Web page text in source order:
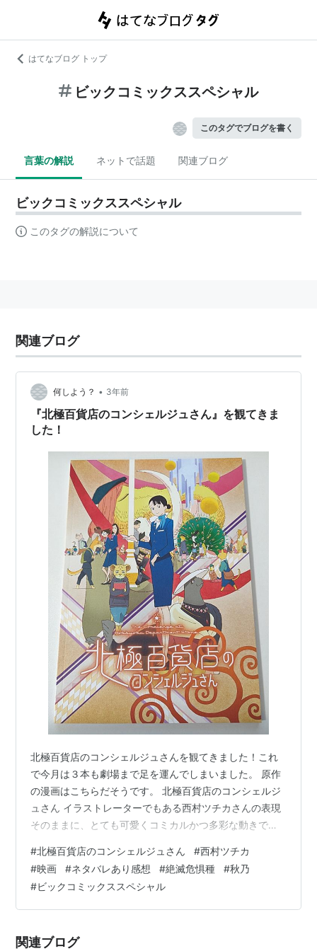
はてなブログ トップ
ビックコミックススペシャル
このタグでブログを書く
言葉の解説 ネットで話題 関連ブログ
ビックコミックススペシャル
このタグの解説について
関連ブログ
何しよう？ • 3年前
『北極百貨店のコンシェルジュさん』を観てきま
した！
北極百貨店のコンシェルジュさんを観てきました！これ
で今月は３本も劇場まで足を運んでしまいました。 原作
の漫画はこちらだそうです。 北極百貨店のコンシェルジ
ュさん イラストレーターでもある西村ツチカさんの表現
そのままに、とても可愛くコミカルかつ多彩な動きで想
前情報を殆ど入れずにせいぜい予告編の情報しかない状
態で観に行ったのであまり期待していなかったのですが
普通に面白くとても良かったです。 思った以上に良かっ
たので思わず原作の漫画もKindleで購入して読んでみま
いたのですね。 主人公の秋乃がとて…
#北極百貨店のコンシェルジュさん #西村ツチカ
#映画 #ネタバレあり感想 #絶滅危惧種 #秋乃
#ビックコミックススペシャル
関連ブログ